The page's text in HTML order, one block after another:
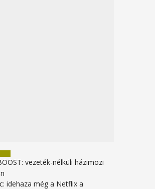
vezeték-nélküli házimozi
idehaza még a Netflix a